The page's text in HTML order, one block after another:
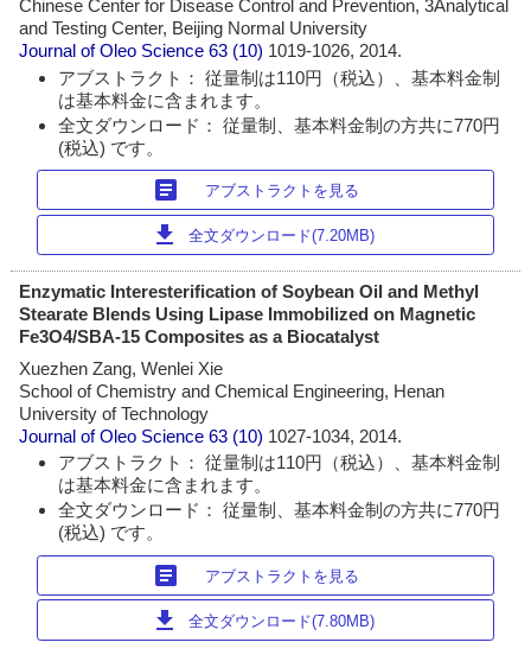
Chinese Center for Disease Control and Prevention, 3Analytical
and Testing Center, Beijing Normal University
Journal of Oleo Science 63 (10) 1019-1026, 2014.
アブストラクト： 従量制は110円（税込）、基本料金制
は基本料金に含まれます。
全文ダウンロード： 従量制、基本料金制の方共に770円
(税込) です。
article アブストラクトを見る
download 全文ダウンロード(7.20MB)
Enzymatic Interesterification of Soybean Oil and Methyl
Stearate Blends Using Lipase Immobilized on Magnetic
Fe3O4/SBA-15 Composites as a Biocatalyst
Xuezhen Zang, Wenlei Xie
School of Chemistry and Chemical Engineering, Henan
University of Technology
Journal of Oleo Science 63 (10) 1027-1034, 2014.
アブストラクト： 従量制は110円（税込）、基本料金制
は基本料金に含まれます。
全文ダウンロード： 従量制、基本料金制の方共に770円
(税込) です。
article アブストラクトを見る
download 全文ダウンロード(7.80MB)